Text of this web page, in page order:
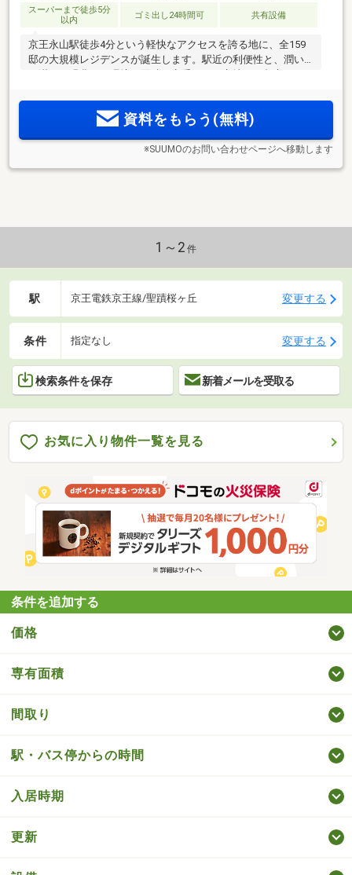
スーパーまで徒歩5分
以内
ゴミ出し24時間可 共有設備
京王永山駅徒歩4分という軽快なアクセスを誇る地に、全159
邸の大規模レジデンスが誕生します。駅近の利便性と、潤い
便と自然、そして上質な住環境が調和する、新しい都市邸宅
が今、ここに誕生します資料をもらう(無料)
※SUUMOのお問い合わせページへ移動します
1～2 件
駅 京王電鉄京王線/聖蹟桜ヶ丘 変更する
条件 指定なし 変更する
検索条件を保存 新着メールを受取る
お気に入り物件一覧を見る
条件を追加する
価格
専有面積
間取り
駅・バス停からの時間
入居時期
更新